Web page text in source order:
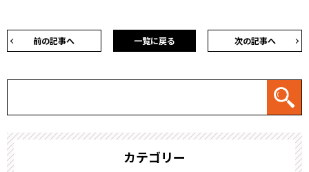
前の記事へ 次の記事へ
一覧に戻る
カテゴリー